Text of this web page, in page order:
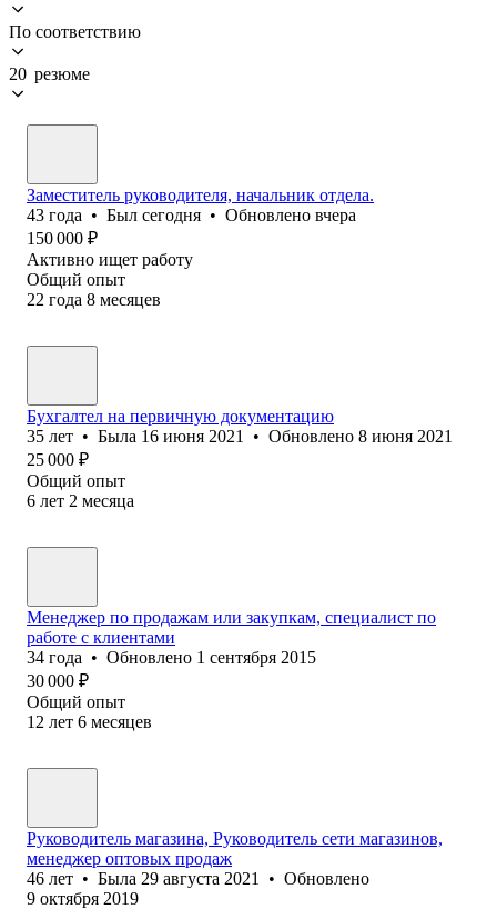
По соответствию
20 резюме
Заместитель руководителя, начальник отдела.
43 года • Был сегодня • Обновлено вчера
150 000 ₽
Активно ищет работу
Общий опыт
22 года 8 месяцев
Бухгалтел на первичную документацию
35 лет • Была 16 июня 2021 • Обновлено 8 июня 2021
25 000 ₽
Общий опыт
6 лет 2 месяца
Менеджер по продажам или закупкам, специалист по
работе с клиентами
34 года • Обновлено 1 сентября 2015
30 000 ₽
Общий опыт
12 лет 6 месяцев
Руководитель магазина, Руководитель сети магазинов,
менеджер оптовых продаж
46 лет • Была 29 августа 2021 • Обновлено
9 октября 2019